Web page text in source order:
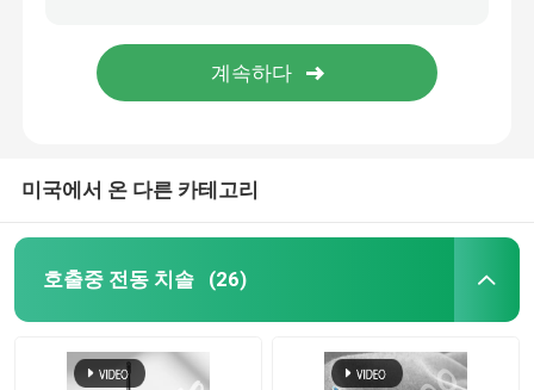
미국에서 온 다른 카테고리
호출중 전동 치솔 (26)